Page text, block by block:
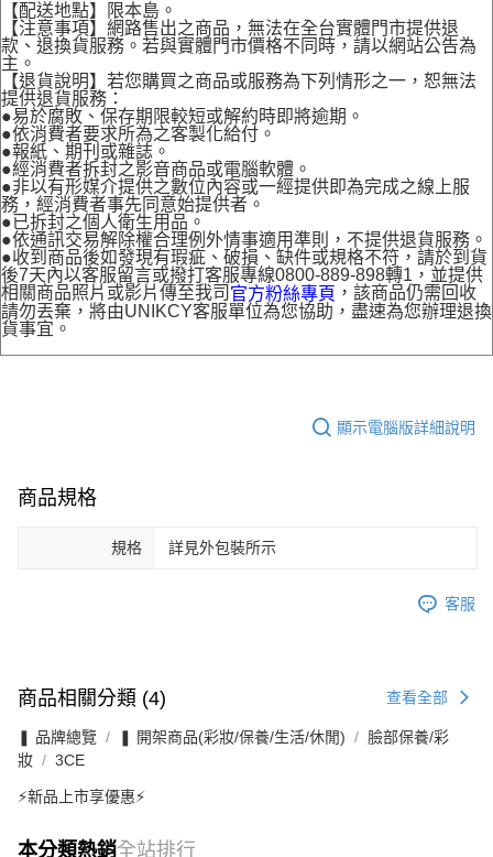
【配送地點】限本島。
【注意事項】網路售出之商品，無法在全台實體門市提供退
款、退換貨服務。若與實體門市價格不同時，請以網站公告為
主。
【退貨說明】若您購買之商品或服務為下列情形之一，恕無法
提供退貨服務：
●易於腐敗、保存期限較短或解約時即將逾期。
●依消費者要求所為之客製化給付。
●報紙、期刊或雜誌。
●經消費者拆封之影音商品或電腦軟體。
●非以有形媒介提供之數位內容或一經提供即為完成之線上服
務，經消費者事先同意始提供者。
●已拆封之個人衛生用品。
●依通訊交易解除權合理例外情事適用準則，不提供退貨服務。
●收到商品後如發現有瑕疵、破損、缺件或規格不符，請於到貨
後7天內以客服留言或撥打客服專線0800-889-898轉1，並提供
相關商品照片或影片傳至我司 官方粉絲專頁 ，該商品仍需回收
請勿丟棄，將由UNIKCY客服單位為您協助，盡速為您辦理退換
貨事宜。
顯示電腦版詳細說明
商品規格
規格 詳見外包裝所示
客服
商品相關分類 (4) 查看全部
❚ 品牌總覽 ❚ 開架商品(彩妝/保養/生活/休閒)
臉部保養/彩
妝
3CE
⚡新品上市享優惠⚡
本分類熱銷全站排行